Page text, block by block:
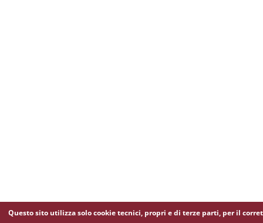
Questo sito utilizza solo cookie tecnici, propri e di terze parti, per il